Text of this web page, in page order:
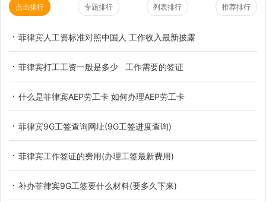
点击排行 专题排行 列表排行 推荐排行
菲律宾人工资标准对照中国人 工作收入最新披露
菲律宾打工工资一般是多少 工作需要的签证
什么是菲律宾AEP劳工卡 如何办理AEP劳工卡
菲律宾9G工签查询网址(9G工签进度查询)
菲律宾工作签证的费用(办理工签最新费用)
补办菲律宾9G工签要什么材料(要多久下来)